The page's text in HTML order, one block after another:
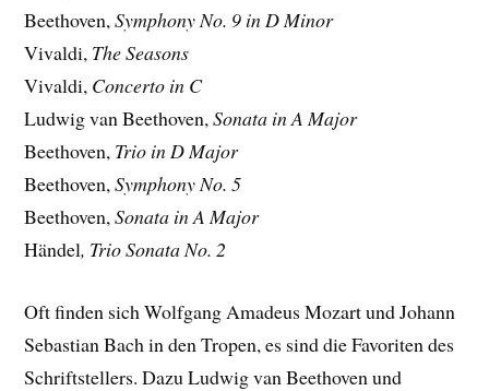
Beethoven,Symphony No. 9 in D Minor
Vivaldi, The Seasons
Vivaldi, Concerto in C
Ludwig van Beethoven,Sonata in A Major
Beethoven, Trio in D Major
Beethoven,Symphony No. 5
Beethoven,Sonata in A Major
Händel, Trio Sonata No. 2
Oft finden sich Wolfgang Amadeus Mozart und Johann
Sebastian Bach in den Tropen, es sind die Favoriten des
Schriftstellers. Dazu Ludwig van Beethoven und